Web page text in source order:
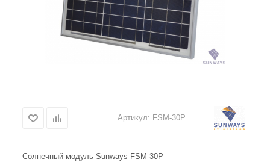
Артикул: FSM-30P
Солнечный модуль Sunways FSM-30P